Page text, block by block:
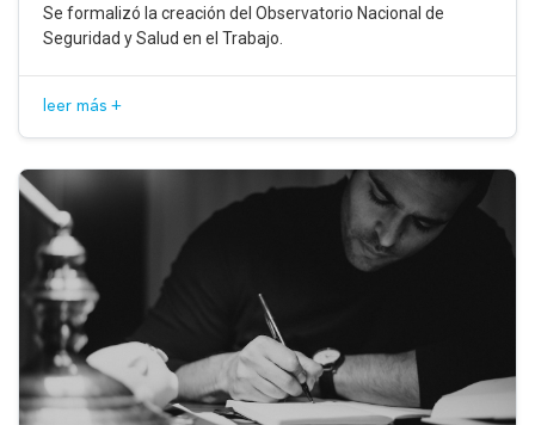
Se formalizó la creación del Observatorio Nacional de
Seguridad y Salud en el Trabajo.
leer más +